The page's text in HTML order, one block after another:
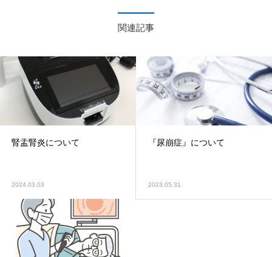
関連記事
腎盂腎炎について
2024.03.03
『尿崩症』について
2023.05.31